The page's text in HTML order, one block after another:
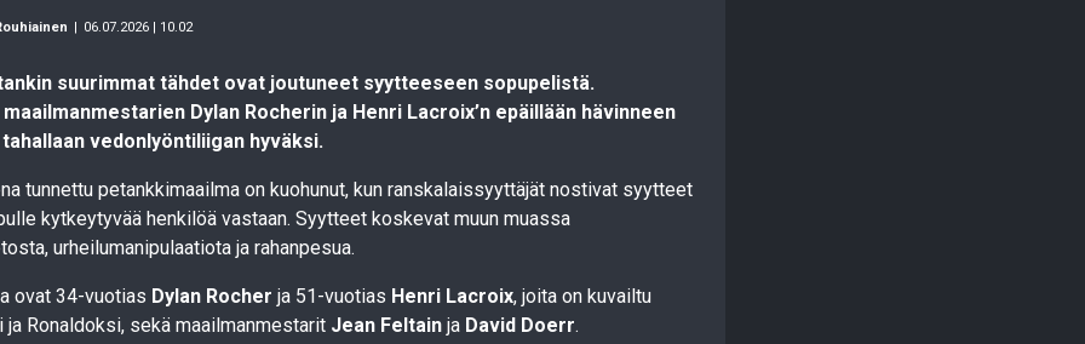
| 06.07.2026 | 10.02
suurimmat tähdet ovat joutuneet syytteeseen sopupelistä.
Dylan Rocherin ja Henri Lacroix’n epäillään hävinneen
vedonlyöntiliigan hyväksi.
tunnettu petankkimaailma on kuohunut, kun ranskalaissyyttäjät nostivat syytteet
kytkeytyvää henkilöä vastaan. Syytteet koskevat muun muassa
urheilumanipulaatiota ja rahanpesua.
ovat 34-vuotias Dylan Rocher ja 51-vuotias Henri Lacroix, joita on kuvailtu
Ronaldoksi, sekä maailmanmestarit Jean Feltain ja David Doerr.